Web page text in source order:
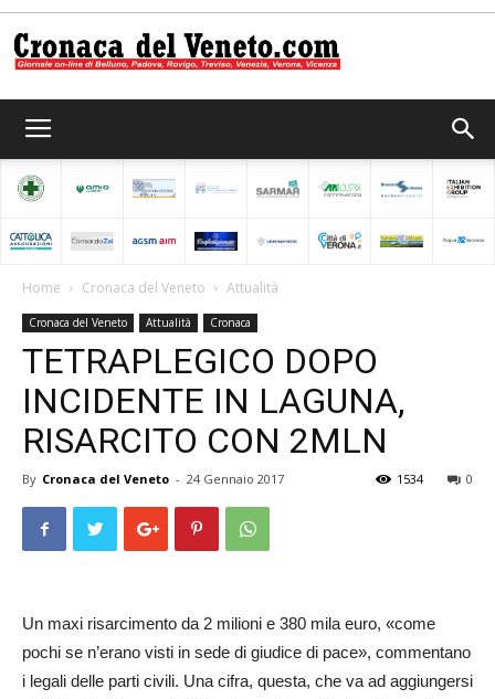
del
Veneto
Home Cronaca del Veneto Attualità
Cronaca del Veneto Attualità Cronaca
TETRAPLEGICO DOPO
INCIDENTE IN LAGUNA,
RISARCITO CON 2MLN
By Cronaca del Veneto - 24 Gennaio 2017 0
1534
Un maxi risarcimento da 2 milioni e 380 mila euro, «come
pochi se n’erano visti in sede di giudice di pace», commentano
i legali delle parti civili. Una cifra, questa, che va ad aggiungersi